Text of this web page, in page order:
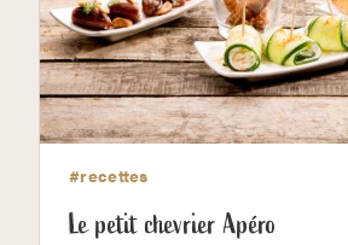
#recettes
Le petit chevrier Apéro